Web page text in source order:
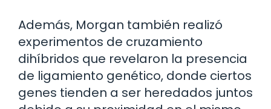
Además, Morgan también realizó
experimentos de cruzamiento
dihíbridos que revelaron la presencia
de ligamiento genético, donde ciertos
genes tienden a ser heredados juntos